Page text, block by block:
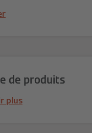
de produits
plus